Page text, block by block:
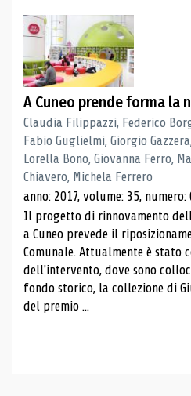
A Cuneo prende forma la
Claudia Filippazzi, Federico
Fabio Guglielmi, Giorgio
Lorella Bono, Giovanna Ferro,
Chiavero, Michela Ferrero
anno: 2017, volume: 35, numero:
Il progetto di rinnovamento
a Cuneo prevede il
Comunale. Attualmente è
dell'intervento, dove sono
fondo storico, la collezione di
del premio ...